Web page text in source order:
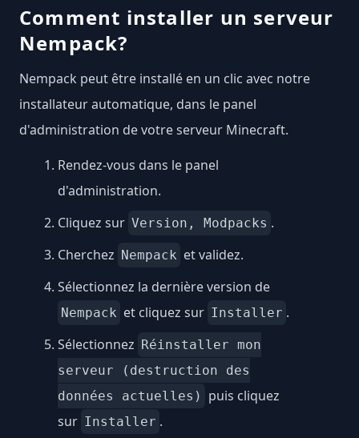
Comment installer un serveur
Nempack?
Nempack peut être installé en un clic avec notre
installateur automatique, dans le panel
d'administration de votre serveur Minecraft.
Rendez-vous dans le panel
d'administration.
Cliquez sur Version, Modpacks .
Cherchez Nempack et validez.
Sélectionnez la dernière version de
Nempack et cliquez sur Installer .
Sélectionnez Réinstaller mon
serveur (destruction des
données actuelles)
puis cliquez
sur Installer .